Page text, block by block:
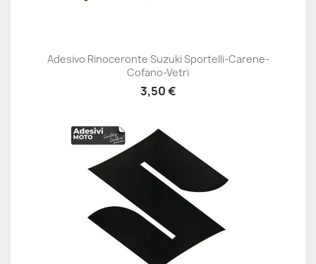
Adesivo Rinoceronte Suzuki Sportelli-Carene-
Cofano-Vetri
3,50 €